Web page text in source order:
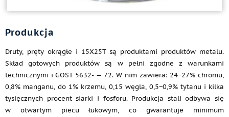
Produkcja
Druty, pręty okrągłe i 15Х25Т są produktami produktów metalu.
Skład gotowych produktów są w pełni zgodne z warunkami
technicznymi i GOST 5632- — 72. W nim zawiera: 24−27% chromu,
0,8% manganu, do 1% krzemu, 0,15 węgla, 0,5−0,9% tytanu i kilka
tysięcznych procent siarki i fosforu. Produkcja stali odbywa się
w otwartym piecu łukowym, co gwarantuje minimum